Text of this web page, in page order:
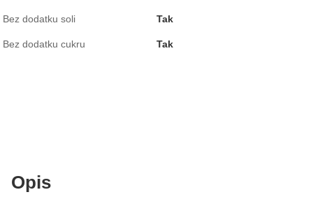
Bez dodatku soli Tak
Bez dodatku cukru Tak
Opis